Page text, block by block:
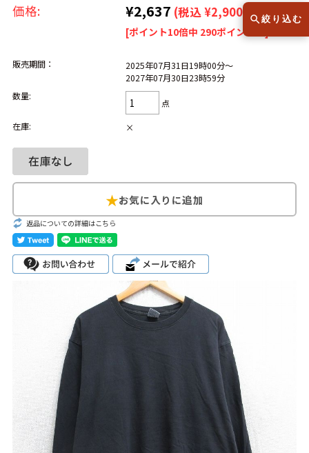
今週のHOTワード（7/29〜8/4）
映画
5 ラルフローレン
ブランドから探す
ラルフ ローレン
チャンピオン
パタゴニア
カーハート ディッキーズ
アディダス
リーバイス ラッセル・アスレ
チック
ア行
タ行
ナ行
ラ行
価格: ¥2,637 (税込 ¥2,900)
[ポイント10倍中 290ポイント～]
販売期間：
2025年07月31日19時00分～
2027年07月30日23時59分
数量:
点
在庫:
×
返品についての詳細はこちら
絞り込む